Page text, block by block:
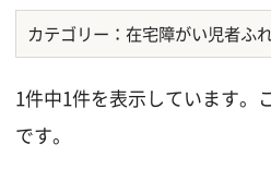
カテゴリー：在宅障がい児者ふ
1件中1件を表示しています。
です。